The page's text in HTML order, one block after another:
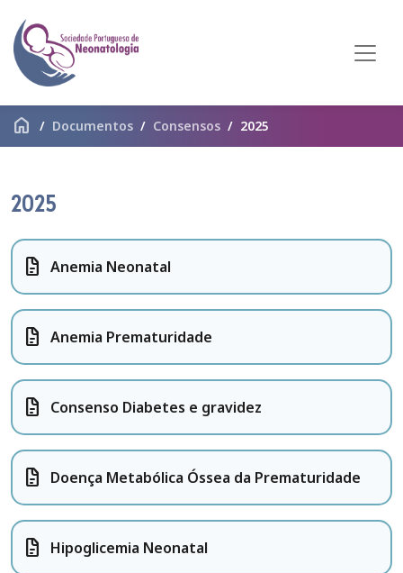
home Documentos Consensos 2025
2025
docs Anemia Neonatal
docs Anemia Prematuridade
docs Consenso Diabetes e gravidez
docs Doença Metabólica Óssea da Prematuridade
docs Hipoglicemia Neonatal